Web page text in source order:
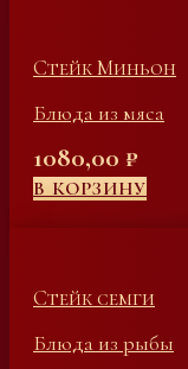
Стейк Миньон
Блюда из мяса
1080,00 ₽
В КОРЗИНУ
Стейк семги
Блюда из рыбы